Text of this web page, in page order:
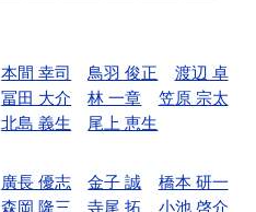
本間 幸司 鳥羽 俊正
渡辺 卓
冨田 大介 林 一章
笠原 宗太
北島 義生
尾上 恵生
廣長 優志 金子 誠
橋本 研一
森岡 隆三 寺尾 拓
小池 啓介